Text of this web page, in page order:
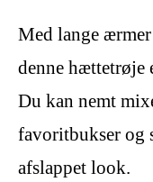
Med lange
denne hættetrøje
Du kan nemt
favoritbukser og
afslappet look.